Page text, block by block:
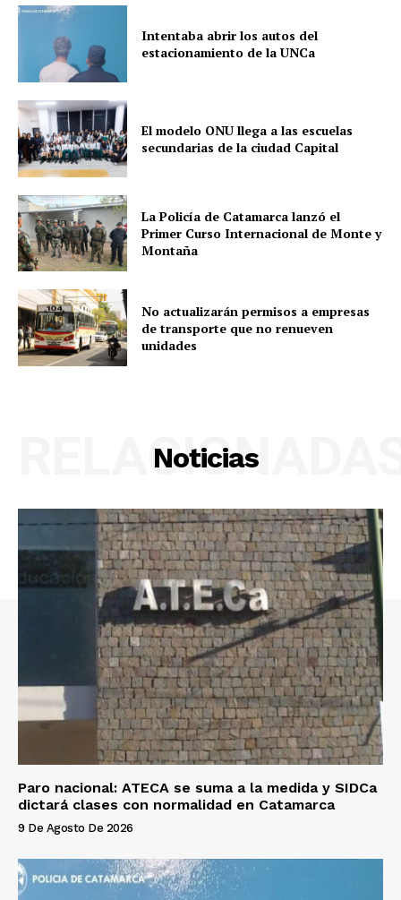
Intentaba abrir los autos del
estacionamiento de la UNCa
El modelo ONU llega a las escuelas
secundarias de la ciudad Capital
La Policía de Catamarca lanzó el
Primer Curso Internacional de Monte y
Montaña
No actualizarán permisos a empresas
de transporte que no renueven
unidades
Noticias
Paro nacional: ATECA se suma a la medida y SIDCa
dictará clases con normalidad en Catamarca
9 De Agosto De 2026